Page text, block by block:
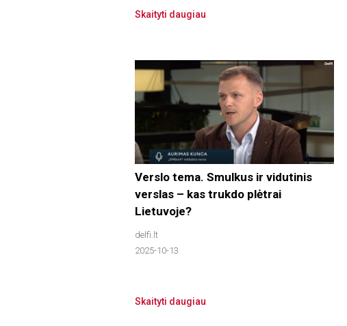
Skaityti daugiau
Verslo tema. Smulkus ir vidutinis
verslas – kas trukdo plėtrai
Lietuvoje?
delfi.lt
2025-10-13
Skaityti daugiau